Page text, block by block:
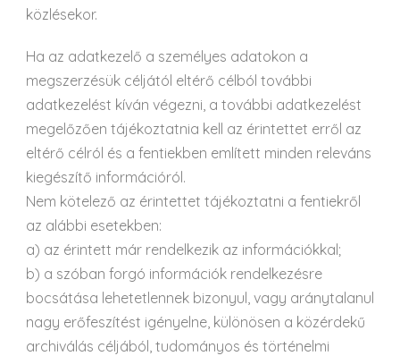
közlésekor.
Ha az adatkezelő a személyes adatokon a
megszerzésük céljától eltérő célból további
adatkezelést kíván végezni, a további adatkezelést
megelőzően tájékoztatnia kell az érintettet erről az
eltérő célról és a fentiekben említett minden releváns
kiegészítő információról.
Nem kötelező az érintettet tájékoztatni a fentiekről
az alábbi esetekben:
a) az érintett már rendelkezik az információkkal;
b) a szóban forgó információk rendelkezésre
bocsátása lehetetlennek bizonyul, vagy aránytalanul
nagy erőfeszítést igényelne, különösen a közérdekű
archiválás céljából, tudományos és történelmi